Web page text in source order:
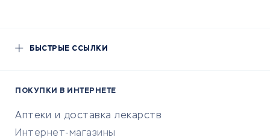
БЫСТРЫЕ ССЫЛКИ
ПОКУПКИ В ИНТЕРНЕТЕ
Аптеки и доставка лекарств
Интернет-магазины